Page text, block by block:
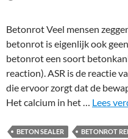
b
e
t
o
n
v
o
Betonrot Veel mensen
betonrot is eigenlijk ook
betonrot een soort
reaction). ASR is de reactie
die ervoor zorgt dat de
Het calcium in het … Lees
BETON SEALER BETONROT